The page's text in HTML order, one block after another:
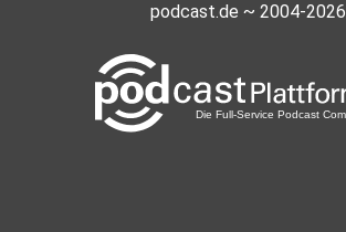
podcast.de ~ 2004-2026